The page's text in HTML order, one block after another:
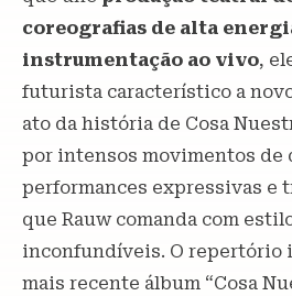
coreografias de alta
instrumentação ao vivo,
futurista característico a
ato da história de Cosa
por intensos movimentos de
performances expressivas e
que Rauw comanda com
inconfundíveis. O repertório
mais recente álbum “Cosa